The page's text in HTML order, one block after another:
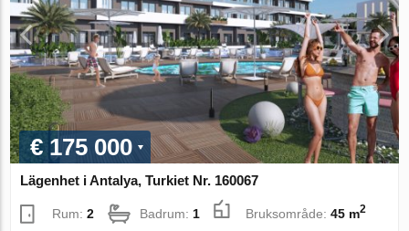
€ 175 000
Lägenhet i Antalya, Turkiet Nr. 160067
Rum:2 Badrum: 1 Bruksområde:45 m2